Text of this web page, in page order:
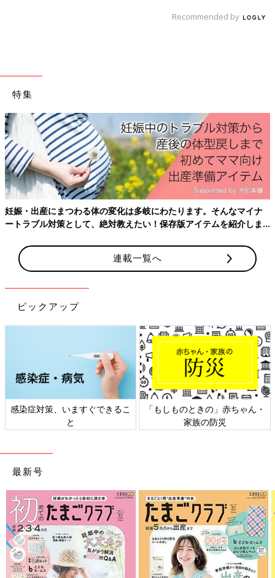
出典：Instagramアカウント「_bambi.coco」
こちらは_bambi.cocoさんが購入した、ストライプ柄シャツ。す
そがバルーンシルエットになっており、大人可愛いデザインです
よね！シワにもなりにくい素材のようで、パンツと合わせたキレ
イめコーデはもちろん、ロングスカートやビスチェを合わせたス
タイルもおすすめなんだとか♪
着まわし力◎。前後2WAYで着られるtal.by yumi.の
プルオーバー
出典：Instagramアカウント「nao_82_」
naoさんがゲットしたのは、「tal.by yumi.（タルバイユミ）」の
Recommended by
特集
妊娠・出産にまつわる体の変化は多岐にわたります。そんなマイナ
ートラブル対策として、絶対教えたい！保存版アイテムを紹介しま
連載一覧へ
ピックアップ
感染症対策、いますぐできるこ
と
「もしものときの」赤ちゃん・
家族の防災
最新号